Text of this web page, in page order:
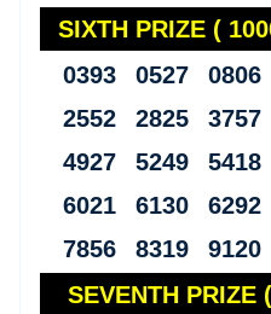
SIXTH PRIZE (
0393 0527
2552 2825
4927 5249
6021 6130
7856 8319
SEVENTH